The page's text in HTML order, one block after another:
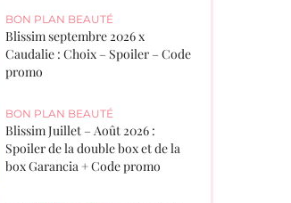
BON PLAN BEAUTÉ
Blissim septembre 2026 x
Caudalie : Choix – Spoiler – Code
promo
BON PLAN BEAUTÉ
Blissim Juillet – Août 2026 :
Spoiler de la double box et de la
box Garancia + Code promo